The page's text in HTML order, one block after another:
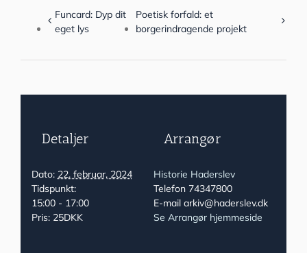
Funcard: Dyp dit
eget lys
Poetisk forfald: et
borgerindragende projekt
Detaljer
Dato: 22. februar, 2024
Tidspunkt:
15:00 - 17:00
Pris: 25DKK
Arrangør
Historie Haderslev
Telefon 74347800
E-mail arkiv@haderslev.dk
Se Arrangør hjemmeside